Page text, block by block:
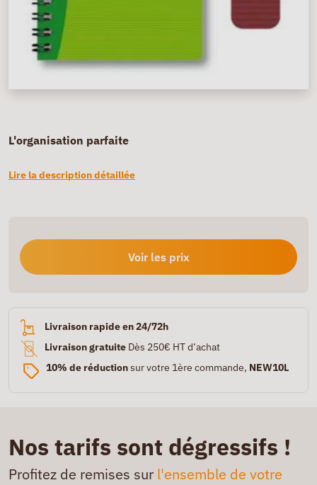
L'organisation parfaite
Lire la description détaillée
Voir les prix
Livraison rapide en 24/72h
Livraison gratuite Dès 250€ HT d’achat
10% de réductionsur votre 1ère commande, NEW10L
Nos tarifs sont dégressifs !
Profitez de remises sur l'ensemble de votre